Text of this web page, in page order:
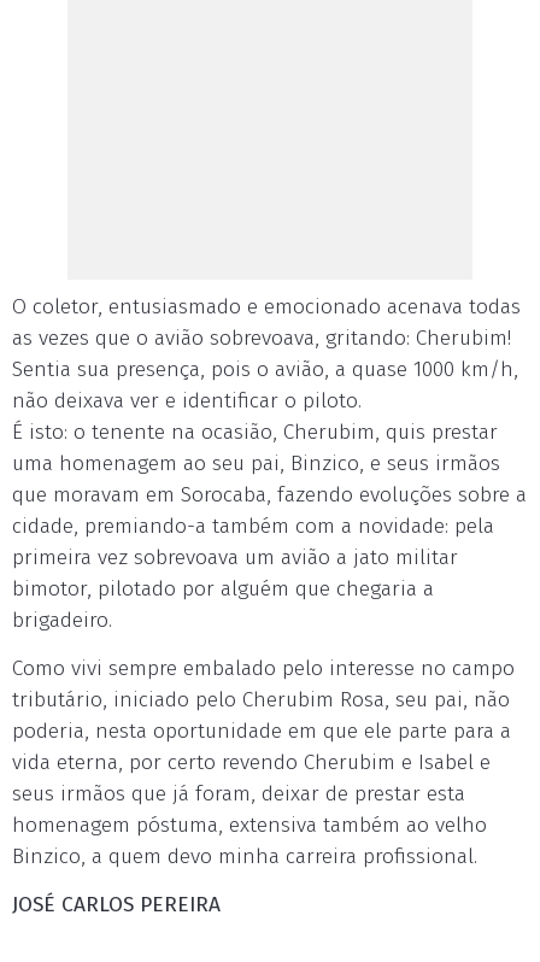
O coletor, entusiasmado e emocionado acenava todas
as vezes que o avião sobrevoava, gritando: Cherubim!
Sentia sua presença, pois o avião, a quase 1000 km/h,
não deixava ver e identificar o piloto.
É isto: o tenente na ocasião, Cherubim, quis prestar
uma homenagem ao seu pai, Binzico, e seus irmãos
que moravam em Sorocaba, fazendo evoluções sobre a
cidade, premiando-a também com a novidade: pela
primeira vez sobrevoava um avião a jato militar
bimotor, pilotado por alguém que chegaria a
brigadeiro.
Como vivi sempre embalado pelo interesse no campo
tributário, iniciado pelo Cherubim Rosa, seu pai, não
poderia, nesta oportunidade em que ele parte para a
vida eterna, por certo revendo Cherubim e Isabel e
seus irmãos que já foram, deixar de prestar esta
homenagem póstuma, extensiva também ao velho
Binzico, a quem devo minha carreira profissional.
JOSÉ CARLOS PEREIRA